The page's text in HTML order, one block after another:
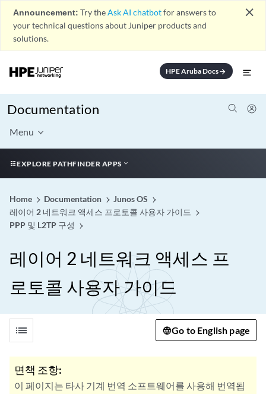
Announcement: Try theAsk AI chatbotfor answers to
your technical questions about Juniper products and
solutions.
close
HPE Aruba Docsarrow_forward
Documentation
Menu
EXPLORE PATHFINDER APPS
Home Documentation
Junos OS
레이어 2 네트워크 액세스 프로토콜 사용자 가이드
PPP 및 L2TP 구성
레이어 2 네트워크 액세스 프
로토콜 사용자 가이드
list Go to English page
면책 조항:
이 페이지는 타사 기계 번역 소프트웨어를 사용해 번역됩